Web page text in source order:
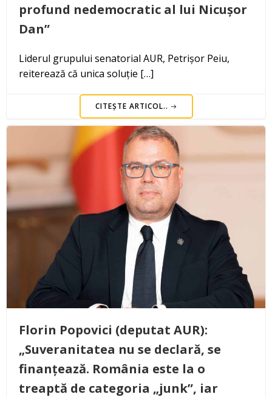
profund nedemocratic al lui Nicușor
Dan”
Liderul grupului senatorial AUR, Petrișor Peiu,
reiterează că unica soluție […]
CITEȘTE ARTICOL..
Florin Popovici (deputat AUR):
„Suveranitatea nu se declară, se
finanțează. România este la o
treaptă de categoria „junk”, iar